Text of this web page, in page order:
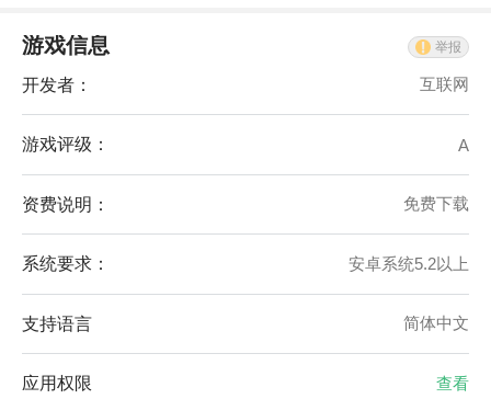
游戏信息 举报
开发者： 互联网
游戏评级： A
资费说明： 免费下载
系统要求： 安卓系统5.2以上
支持语言 简体中文
应用权限 查看